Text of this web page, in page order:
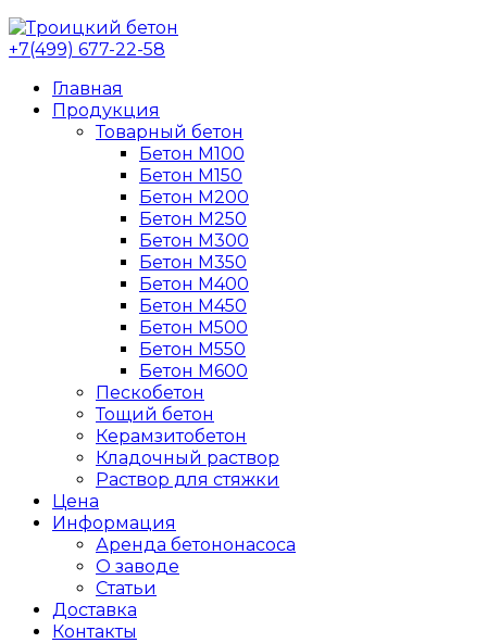
+7(499) 677-22-58
Главная
Продукция
Товарный бетон
Бетон М100
Бетон М150
Бетон М200
Бетон М250
Бетон М300
Бетон М350
Бетон М400
Бетон М450
Бетон М500
Бетон М550
Бетон М600
Пескобетон
Тощий бетон
Керамзитобетон
Кладочный раствор
Раствор для стяжки
Цена
Информация
Аренда бетононасоса
О заводе
Статьи
Доставка
Контакты